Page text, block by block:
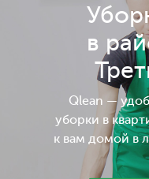
в
Qlean —
уборки в
к вам домой в